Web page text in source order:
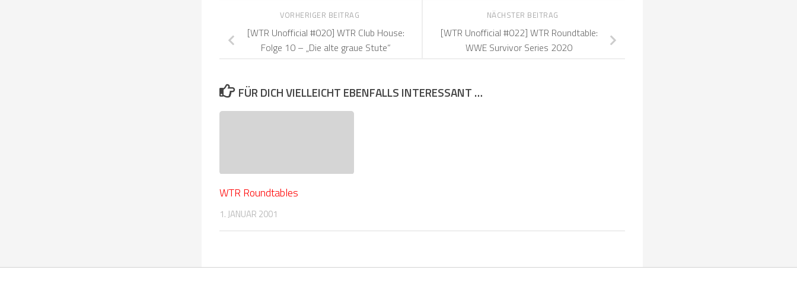
NÄCHSTER BEITRAG
[WTR Unofficial #022] WTR Roundtable:
WWE Survivor Series 2020
VORHERIGER BEITRAG
[WTR Unofficial #020] WTR Club House:
Folge 10 – „Die alte graue Stute“
FÜR DICH VIELLEICHT EBENFALLS INTERESSANT …
WTR Roundtables
1. JANUAR 2001